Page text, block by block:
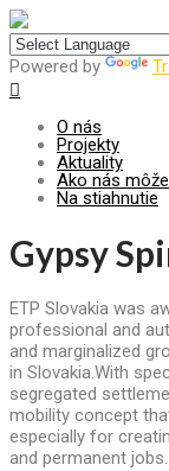
Powered by
O nás
Projekty
Aktuality
Ako nás
Na stiahnutie
Gypsy
ETP Slovakia was
professional and
and marginalized
in Slovakia.With
segregated
mobility concept
especially for
and permanent jobs.